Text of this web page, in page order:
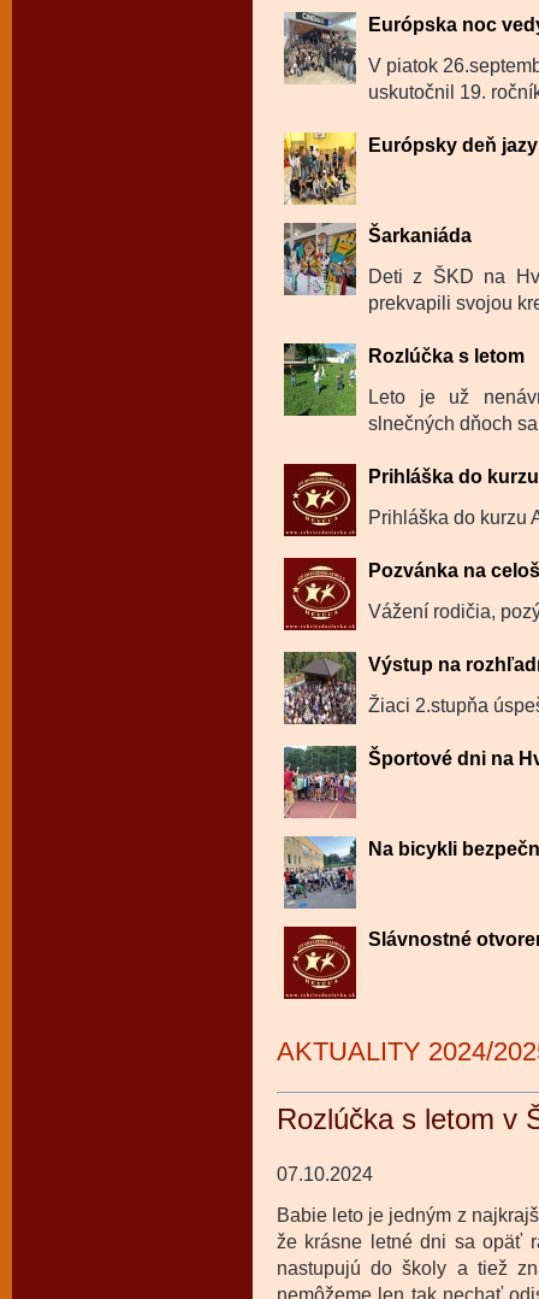
Európska noc
V piatok
uskutočnil 19.
Európsky deň
Šarkaniáda
Deti z ŠKD na
prekvapili svojou
Rozlúčka s letom
Leto je už
slnečných dňoch
Prihláška do
Prihláška do kurzu
Pozvánka na
Vážení rodičia,
Výstup na
Žiaci 2.stupňa
Športové dni na
Na bicykli
Slávnostné
AKTUALITY 2024/
Rozlúčka s letom v
07.10.2024
Babie leto je jedným z
že krásne letné dni sa opäť
nastupujú do školy a tiež
nemôžeme len tak nechať